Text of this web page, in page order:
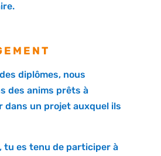
diplômes, nous
des anims prêts à
dans un projet auxquel ils
tu es tenu de participer à